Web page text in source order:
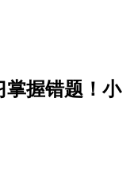
掌握错题！小